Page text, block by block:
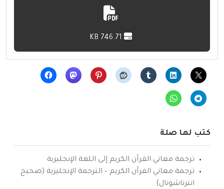
كتب لها صلة
ترجمة معاني القرآن الكريم إلى اللغة الإنجليزية
ترجمة معاني القرآن الكريم – الترجمة الإنجليزية (صحيح
انترناشونال)